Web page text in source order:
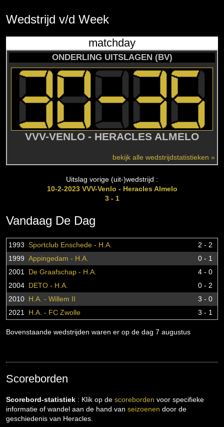
Wedstrijd v/d Week
matchday
ONDERLING UITSLAGEN (BV)
VVV-VENLO - HERACLES ALMELO
bekijk alle wedstrijdstatistieken »
Uitslag vorige (uit-)wedstrijd :
10-2-2023 VVV-Venlo - Heracles Almelo
3 - 1
Vandaag De Dag
1993 Sportclub Enschede - H.A.
2 - 2
1999 Appingedam - H.A.
0 - 1
2001 De Graafschap - H.A.
4 - 0
2004 DETO - H.A.
0 - 2
2010 H.A. - Willem II
3 - 0
2021 H.A. - FC Zwolle 3 - 1
Bovenstaande wedstrijden waren er op de dag 7 augustus
Scoreborden
Scorebord-statistiek : Klik op de scoreborden voor specifieke
informatie of wandel aan de hand van seizoenen door de
geschiedenis van Heracles.